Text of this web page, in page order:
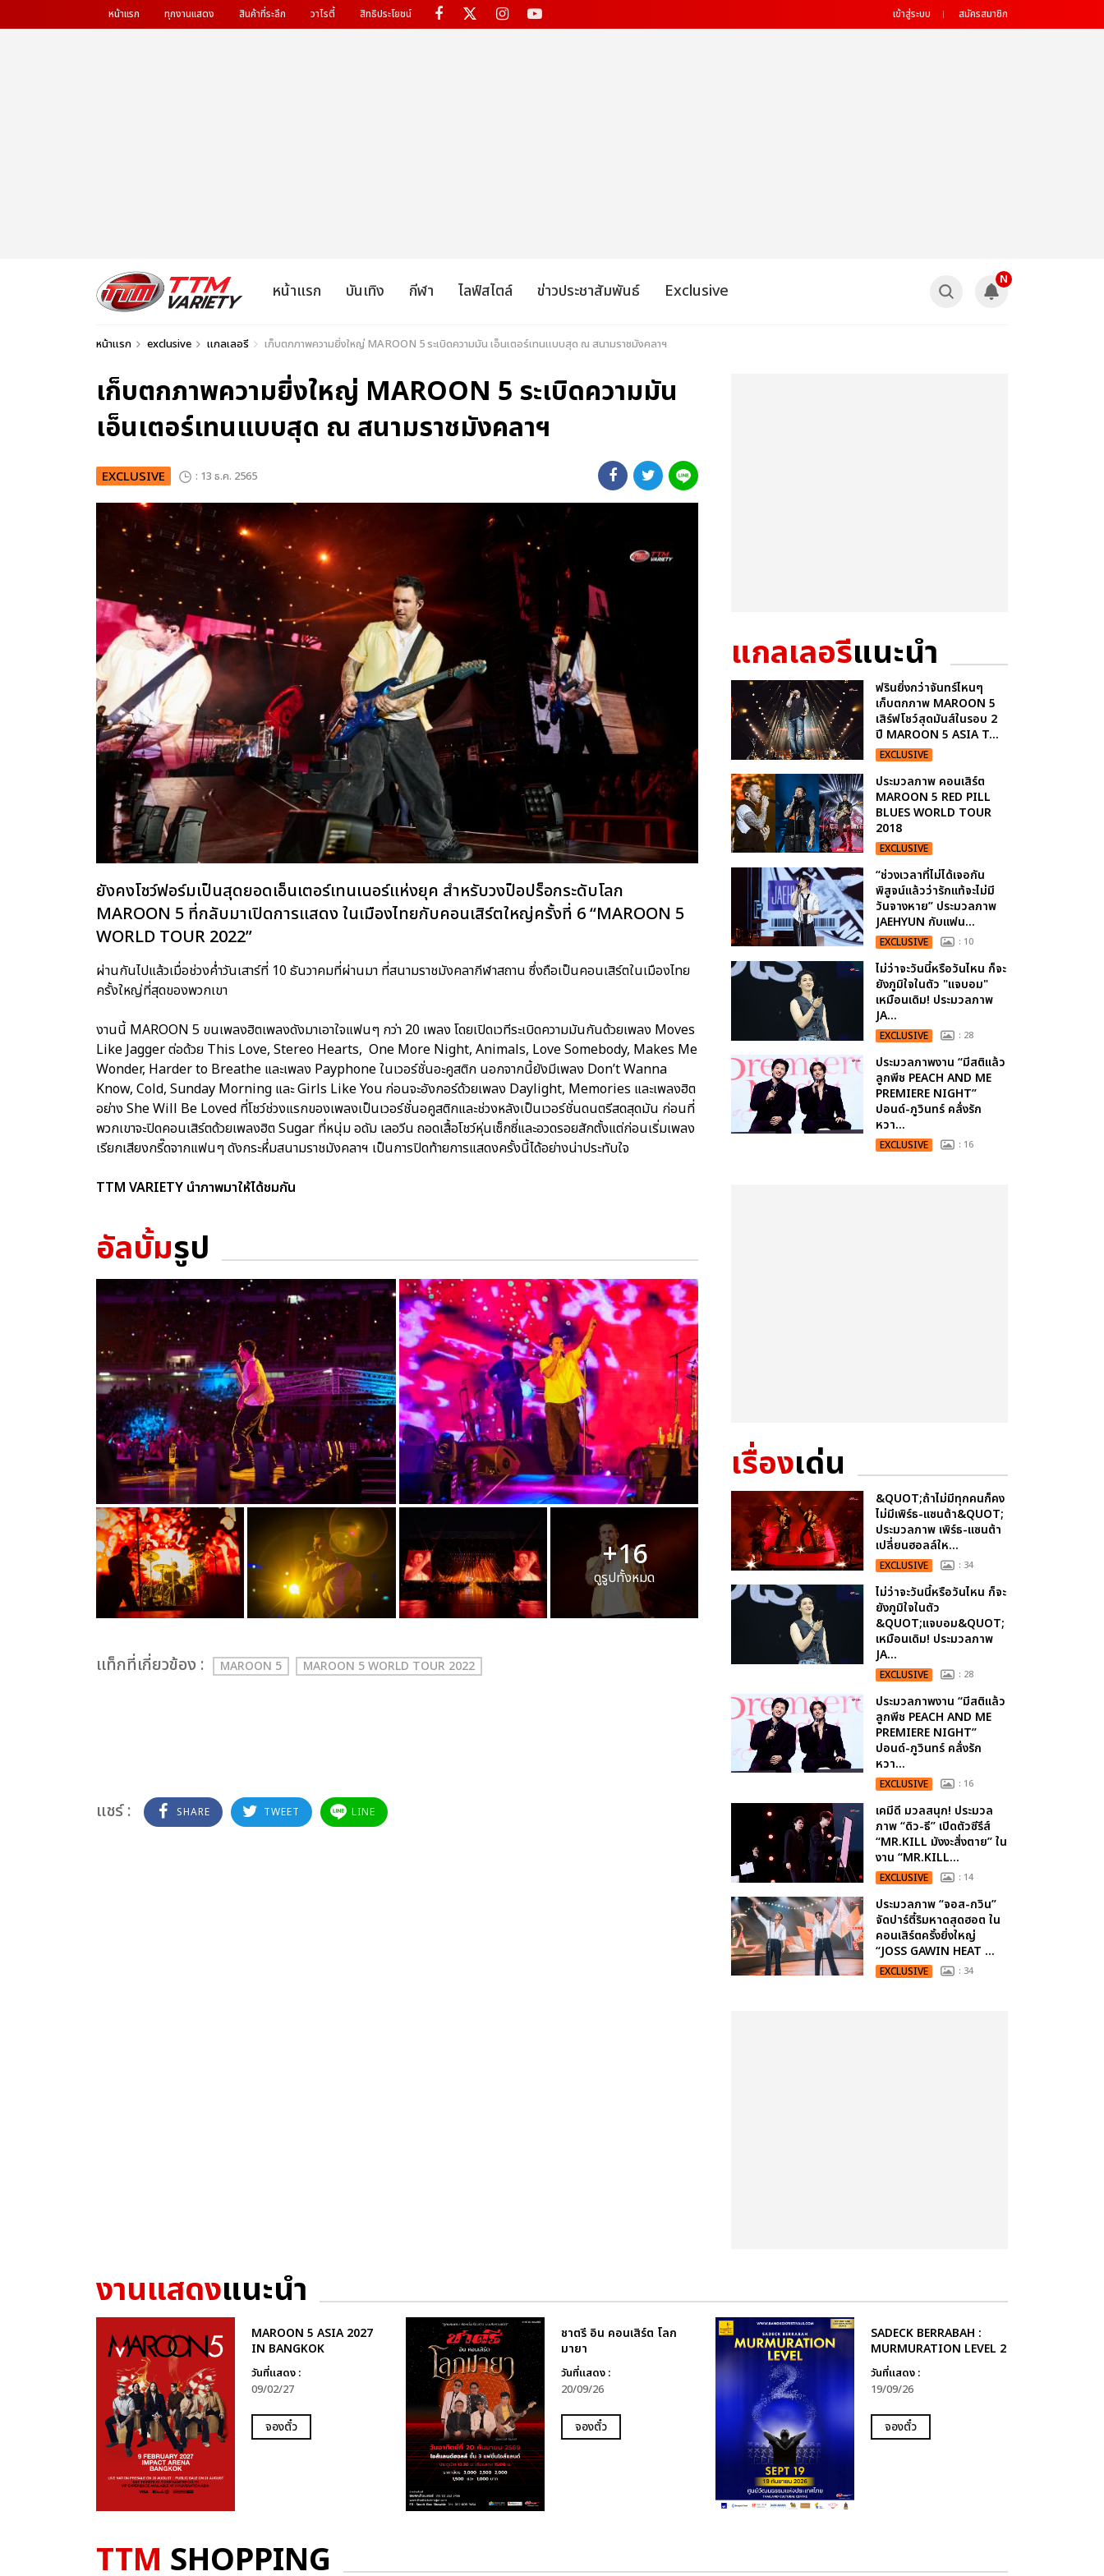
หน้าแรก ทุกงานแสดง สินค้าที่ระลึก วาไรตี้ สิทธิประโยชน์ เข้าสู่ระบบ สมัครสมาชิก
หน้าแรก บันเทิง กีฬา ไลฟ์สไตล์ ข่าวประชาสัมพันธ์ Exclusive
N
หน้าแรก exclusive แกลเลอรี เก็บตกภาพความยิ่งใหญ่ MAROON 5 ระเบิดความมัน เอ็นเตอร์เทนแบบสุด ณ สนามราชมังคลาฯ
เก็บตกภาพความยิ่งใหญ่ MAROON 5 ระเบิดความมัน
เอ็นเตอร์เทนแบบสุด ณ สนามราชมังคลาฯ
EXCLUSIVE : 13 ธ.ค. 2565
ยังคงโชว์ฟอร์มเป็นสุดยอดเอ็นเตอร์เทนเนอร์แห่งยุค สำหรับวงป็อปร็อกระดับโลก
MAROON 5 ที่กลับมาเปิดการแสดง ในเมืองไทยกับคอนเสิร์ตใหญ่ครั้งที่ 6 “MAROON 5
WORLD TOUR 2022”
ผ่านกันไปแล้วเมื่อช่วงค่ำวันเสาร์ที่ 10 ธันวาคมที่ผ่านมา ที่สนามราชมังคลากีฬาสถาน ซึ่งถือเป็นคอนเสิร์ตในเมืองไทย
ครั้งใหญ่ที่สุดของพวกเขา
งานนี้ MAROON 5 ขนเพลงฮิตเพลงดังมาเอาใจแฟนๆ กว่า 20 เพลง โดยเปิดเวทีระเบิดความมันกันด้วยเพลง Moves
Like Jagger ต่อด้วย This Love, Stereo Hearts, One More Night, Animals, Love Somebody, Makes Me
Wonder, Harder to Breathe และเพลง Payphone ในเวอร์ชั่นอะคูสติก นอกจากนี้ยังมีเพลง Don’t Wanna
Know, Cold, Sunday Morning และ Girls Like You ก่อนจะอังกอร์ด้วยเพลง Daylight, Memories และเพลงฮิต
อย่าง She Will Be Loved ที่โชว์ช่วงแรกของเพลงเป็นเวอร์ชั่นอคูสติกและช่วงหลังเป็นเวอร์ชั่นดนตรีสดสุดมัน ก่อนที่
พวกเขาจะปิดคอนเสิร์ตด้วยเพลงฮิต Sugar ที่หนุ่ม อดัม เลอวีน ถอดเสื้อโชว์หุ่นเซ็กซี่และอวดรอยสักตั้งแต่ก่อนเริ่มเพลง
เรียกเสียงกรี๊ดจากแฟนๆ ดังกระหึ่มสนามราชมังคลาฯ เป็นการปิดท้ายการแสดงครั้งนี้ได้อย่างน่าประทับใจ
TTM VARIETY นำภาพมาให้ได้ชมกัน
อัลบั้มรูป
+16
ดูรูปทั้งหมด
เเท็กที่เกี่ยวข้อง : MAROON 5 MAROON 5 WORLD TOUR 2022
แชร์ : SHARE TWEET LINE
แกลเลอรีแนะนำ
ฟรินยิ่งกว่าจันทร์ไหนๆ
เก็บตกภาพ MAROON 5
เสิร์ฟโชว์สุดมันส์ในรอบ 2
ปี MAROON 5 ASIA T...
EXCLUSIVE
ประมวลภาพ คอนเสิร์ต
MAROON 5 RED PILL
BLUES WORLD TOUR
2018
EXCLUSIVE
“ช่วงเวลาที่ไม่ได้เจอกัน
พิสูจน์แล้วว่ารักแท้จะไม่มี
วันจางหาย” ประมวลภาพ
JAEHYUN กับแฟน...
EXCLUSIVE : 10
ไม่ว่าจะวันนี้หรือวันไหน ก็จะ
ยังภูมิใจในตัว "แจบอม"
เหมือนเดิม! ประมวลภาพ
JA...
EXCLUSIVE : 28
ประมวลภาพงาน “มีสติแล้ว
ลูกพีช PEACH AND ME
PREMIERE NIGHT”
ปอนด์-ภูวินทร์ คลั่งรัก
หวา...
EXCLUSIVE : 16
เรื่องเด่น
&QUOT;ถ้าไม่มีทุกคนก็คง
ไม่มีเพิร์ธ-แซนต้า&QUOT;
ประมวลภาพ เพิร์ธ-แซนต้า
เปลี่ยนฮอลล์ให...
EXCLUSIVE : 34
ไม่ว่าจะวันนี้หรือวันไหน ก็จะ
ยังภูมิใจในตัว
&QUOT;แจบอม&QUOT;
เหมือนเดิม! ประมวลภาพ
JA...
EXCLUSIVE : 28
ประมวลภาพงาน “มีสติแล้ว
ลูกพีช PEACH AND ME
PREMIERE NIGHT”
ปอนด์-ภูวินทร์ คลั่งรัก
หวา...
EXCLUSIVE : 16
เคมีดี มวลสนุก! ประมวล
ภาพ “ดิว-ธี” เปิดตัวซีรีส์
“MR.KILL มังงะสั่งตาย” ใน
งาน “MR.KILL...
EXCLUSIVE : 14
ประมวลภาพ “จอส-กวิน”
จัดปาร์ตี้ริมหาดสุดฮอต ใน
คอนเสิร์ตครั้งยิ่งใหญ่
“JOSS GAWIN HEAT ...
EXCLUSIVE : 34
งานแสดงแนะนำ
MAROON 5 ASIA 2027
IN BANGKOK
วันที่แสดง :
09/02/27
จองตั๋ว
ชาตรี อิน คอนเสิร์ต โลก
มายา
วันที่แสดง :
20/09/26
จองตั๋ว
SADECK BERRABAH :
MURMURATION LEVEL 2
วันที่แสดง :
19/09/26
จองตั๋ว
TTM SHOPPING